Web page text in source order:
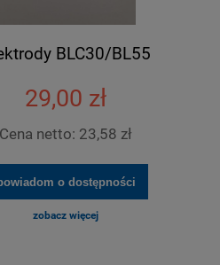
BLC30/BL55
29,00 zł
Cena netto: 23,58 zł
o dostępności
zobacz więcej